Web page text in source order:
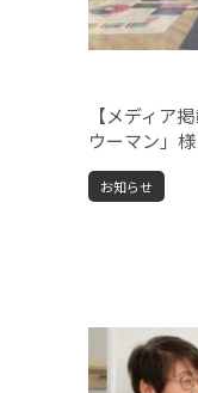
【メディア
ウーマン」様
お知らせ